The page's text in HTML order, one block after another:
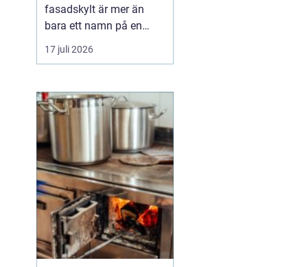
fasadskylt är mer än
bara ett namn på en
vägg. Den fungerar som
företagets ansikte utåt,
signalerar kvalitet innan
någon ens har klivit
innanför dörren. F&o...
17 juli 2026